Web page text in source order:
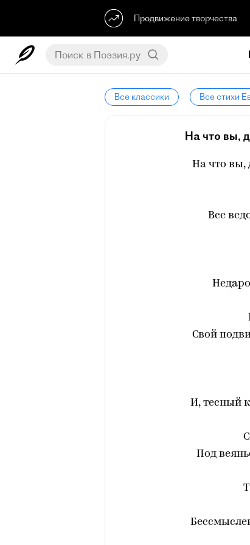
Продвижение творчества
Все классики Все стихи
На что вы,
На что вы,
Все
Свой
И, тесный
Под